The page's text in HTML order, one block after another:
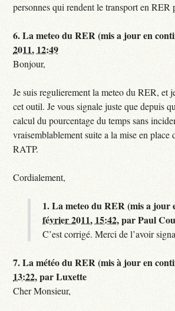
personnes qui rendent le transport en RER
6.La meteo du RER (mis a jour en
2011, 12:49
Bonjour,
Je suis regulierement la meteo du RER, et
cet outil. Je vous signale juste que depuis
calcul du pourcentage du temps sans
vraisemblablement suite a la mise en place
RATP.
Cordialement,
1.La meteo du RER (mis a jour
février 2011, 15:42,parPaul
C’est corrigé. Merci de l’avoir
7.La météo du RER (mis à jour en
13:22,parLuxette
Cher Monsieur,